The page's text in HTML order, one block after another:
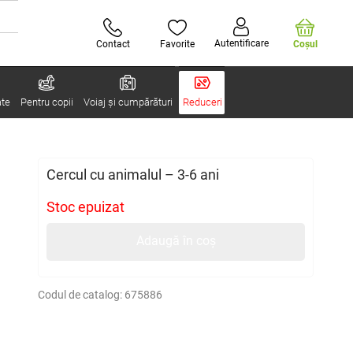
Contact Favorite Autentificare Coşul
Pentru copii Voiaj și cumpărături Reduceri
Cercul cu animalul – 3-6 ani
Stoc epuizat
Codul de catalog: 675886